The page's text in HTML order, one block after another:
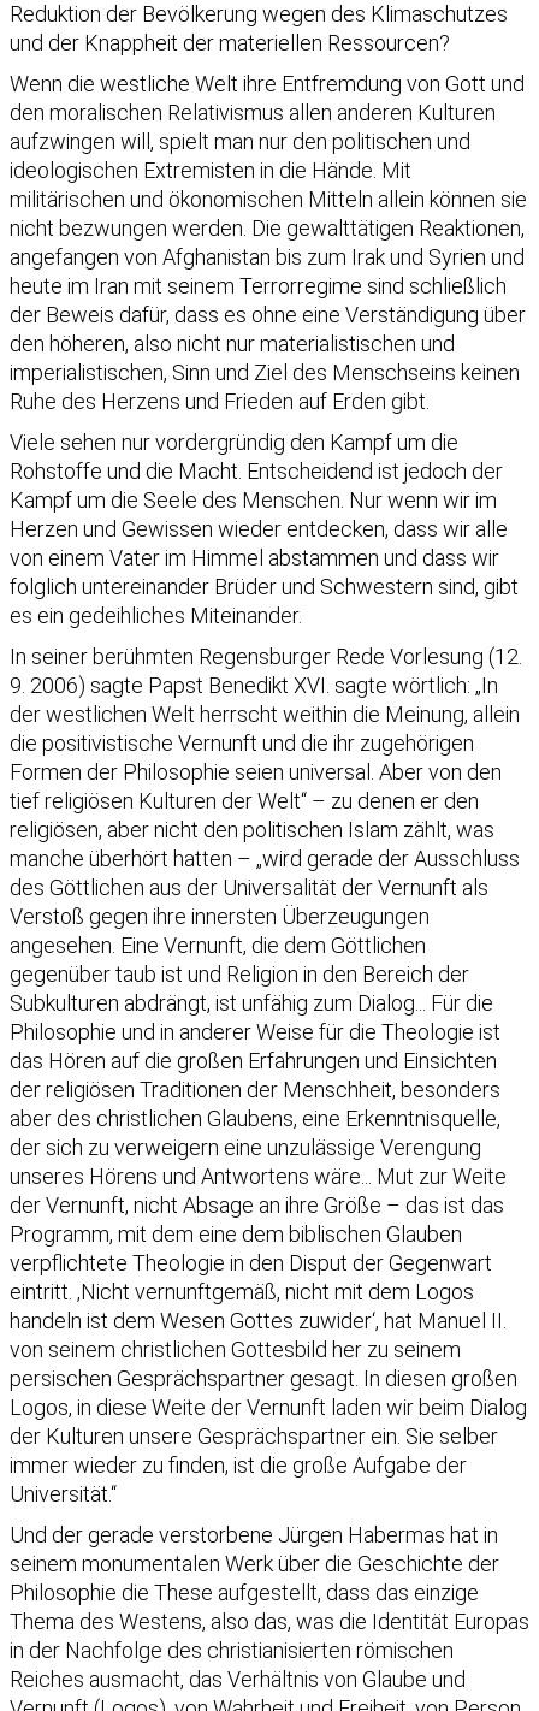
Reduktion der Bevölkerung wegen des Klimaschutzes
und der Knappheit der materiellen Ressourcen?
Wenn die westliche Welt ihre Entfremdung von Gott und
den moralischen Relativismus allen anderen Kulturen
aufzwingen will, spielt man nur den politischen und
ideologischen Extremisten in die Hände. Mit
militärischen und ökonomischen Mitteln allein können sie
nicht bezwungen werden. Die gewalttätigen Reaktionen,
angefangen von Afghanistan bis zum Irak und Syrien und
heute im Iran mit seinem Terrorregime sind schließlich
der Beweis dafür, dass es ohne eine Verständigung über
den höheren, also nicht nur materialistischen und
imperialistischen, Sinn und Ziel des Menschseins keinen
Ruhe des Herzens und Frieden auf Erden gibt.
Viele sehen nur vordergründig den Kampf um die
Rohstoffe und die Macht. Entscheidend ist jedoch der
Kampf um die Seele des Menschen. Nur wenn wir im
Herzen und Gewissen wieder entdecken, dass wir alle
von einem Vater im Himmel abstammen und dass wir
folglich untereinander Brüder und Schwestern sind, gibt
es ein gedeihliches Miteinander.
In seiner berühmten Regensburger Rede Vorlesung (12.
9. 2006) sagte Papst Benedikt XVI. sagte wörtlich: „In
der westlichen Welt herrscht weithin die Meinung, allein
die positivistische Vernunft und die ihr zugehörigen
Formen der Philosophie seien universal. Aber von den
tief religiösen Kulturen der Welt“ – zu denen er den
religiösen, aber nicht den politischen Islam zählt, was
manche überhört hatten – „wird gerade der Ausschluss
des Göttlichen aus der Universalität der Vernunft als
Verstoß gegen ihre innersten Überzeugungen
angesehen. Eine Vernunft, die dem Göttlichen
gegenüber taub ist und Religion in den Bereich der
Subkulturen abdrängt, ist unfähig zum Dialog... Für die
Philosophie und in anderer Weise für die Theologie ist
das Hören auf die großen Erfahrungen und Einsichten
der religiösen Traditionen der Menschheit, besonders
aber des christlichen Glaubens, eine Erkenntnisquelle,
der sich zu verweigern eine unzulässige Verengung
unseres Hörens und Antwortens wäre... Mut zur Weite
der Vernunft, nicht Absage an ihre Größe – das ist das
Programm, mit dem eine dem biblischen Glauben
verpflichtete Theologie in den Disput der Gegenwart
eintritt. ‚Nicht vernunftgemäß, nicht mit dem Logos
handeln ist dem Wesen Gottes zuwider‘, hat Manuel II.
von seinem christlichen Gottesbild her zu seinem
persischen Gesprächspartner gesagt. In diesen großen
Logos, in diese Weite der Vernunft laden wir beim Dialog
der Kulturen unsere Gesprächspartner ein. Sie selber
immer wieder zu finden, ist die große Aufgabe der
Universität.“
Und der gerade verstorbene Jürgen Habermas hat in
seinem monumentalen Werk über die Geschichte der
Philosophie die These aufgestellt, dass das einzige
Thema des Westens, also das, was die Identität Europas
in der Nachfolge des christianisierten römischen
Reiches ausmacht, das Verhältnis von Glaube und